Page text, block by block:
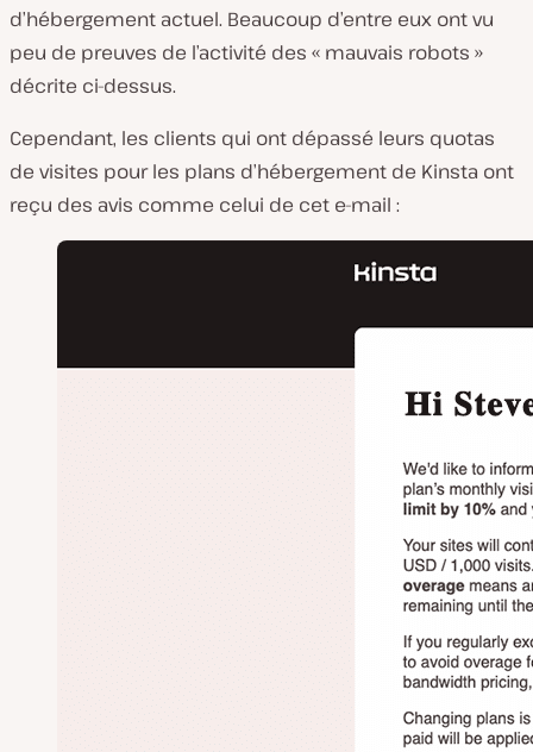
d’hébergement actuel. Beaucoup d’entre eux ont vu
peu de preuves de l’activité des « mauvais robots »
décrite ci-dessus.
Cependant, les clients qui ont dépassé leurs quotas
de visites pour les plans d’hébergement de Kinsta ont
reçu des avis comme celui de cet e-mail :